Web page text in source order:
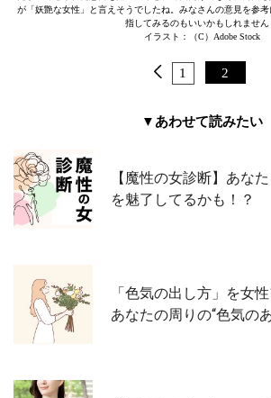
が「妖艶な女性」と言えそうでしたね。みなさんの意見を参
指してみるのもいいかもしれません
イラスト：（C）Adobe Stock
1 2
▼あわせて読みたい
【魔性の女診断】あな
を魅了してるかも！？
「色気の出し方」を女
あなたの周りの“色気の